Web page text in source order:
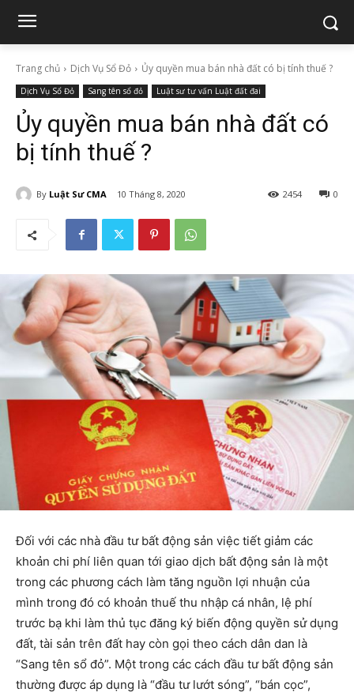
Trang chủ Dịch Vụ Sổ Đỏ Ủy quyền mua bán nhà đất có bị tính thuế ?
Dịch Vụ Sổ Đỏ Sang tên sổ đỏ Luật sư tư vấn Luật đất đai
Ủy quyền mua bán nhà đất có
bị tính thuế ?
By Luật Sư CMA 10 Tháng 8, 2020 0
2454
Đối với các nhà đầu tư bất động sản việc tiết giảm các
khoản chi phí liên quan tới giao dịch bất động sản là một
trong các phương cách làm tăng nguồn lợi nhuận của
mình trong đó có khoản thuế thu nhập cá nhân, lệ phí
trước bạ khi làm thủ tục đăng ký biến động quyền sử dụng
đất, tài sản trên đất hay còn gọi theo cách dân dan là
“Sang tên sổ đỏ”. Một trong các cách đầu tư bất động sản
thường được áp dụng là “đầu tư lướt sóng”, “bán cọc”,